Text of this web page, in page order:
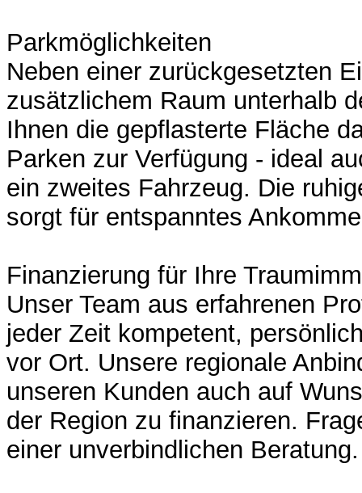
Parkmöglichkeiten
Neben einer zurückgesetzten
zusätzlichem Raum unterhalb
Ihnen die gepflasterte Fläche
Parken zur Verfügung - ideal
ein zweites Fahrzeug. Die
sorgt für entspanntes
Finanzierung für Ihre
Unser Team aus erfahrenen
jeder Zeit kompetent,
vor Ort. Unsere regionale
unseren Kunden auch auf
der Region zu finanzieren.
einer unverbindlichen Beratung.